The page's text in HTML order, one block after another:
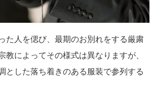
た人を偲び、最期のお別れをする厳粛
教によってその様式は異なりますが、
とした落ち着きのある服装で参列する